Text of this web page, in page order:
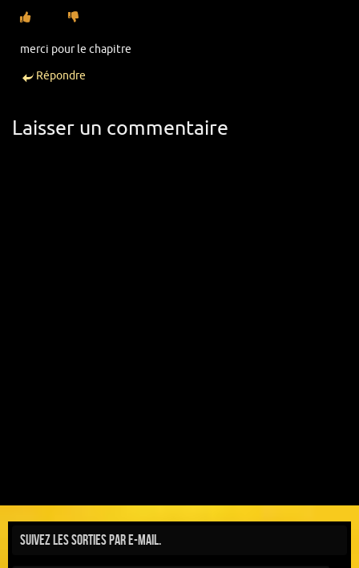
merci pour le chapitre
Répondre
Laisser un commentaire
Suivez les sorties par e-mail.